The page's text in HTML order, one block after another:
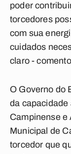
poder
torcedores
com sua
cuidados
claro -
O Governo do
da capacidade
Campinense e
Municipal de
torcedor que